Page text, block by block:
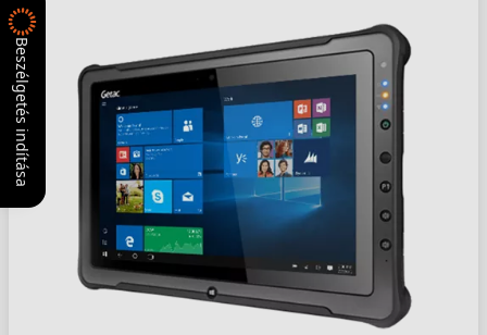
Beszélgetés indítása